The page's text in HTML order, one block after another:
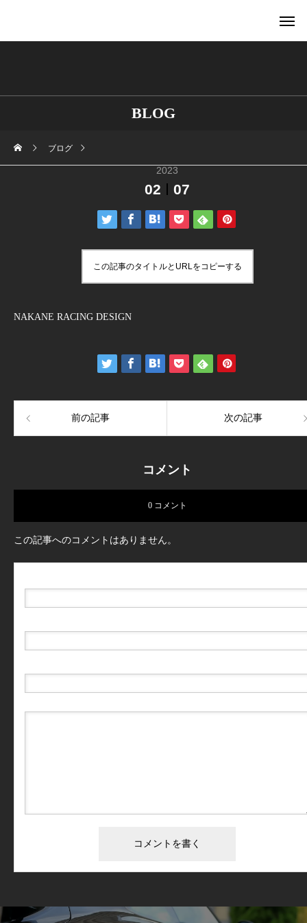
BLOG
ブログ
2023
02 07
この記事のタイトルとURLをコピーする
NAKANE RACING DESIGN
前の記事 次の記事
コメント
0 コメント
この記事へのコメントはありません。